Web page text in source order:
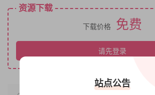
资源下载
下载价格 免费
请先登录
站点公告